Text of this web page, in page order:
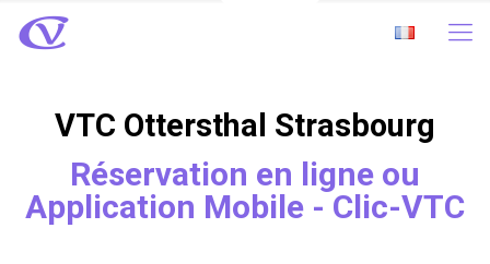
VTC Ottersthal Strasbourg
Réservation en ligne ou
Application Mobile - Clic-VTC